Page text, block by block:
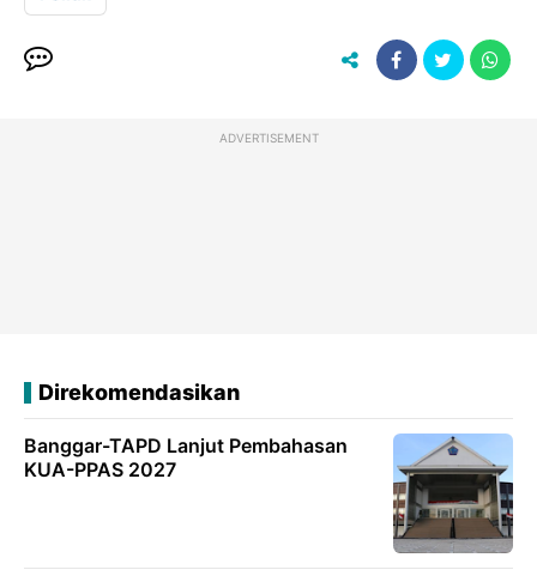
ADVERTISEMENT
Direkomendasikan
Banggar-TAPD Lanjut Pembahasan
KUA-PPAS 2027